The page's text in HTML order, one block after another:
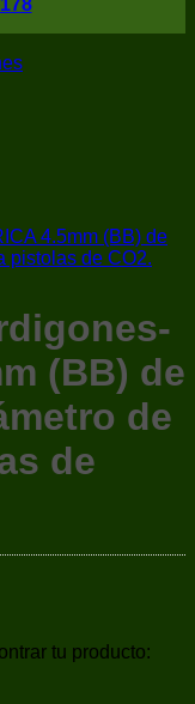
a la lista de deseos
(BB) de
de
de
tu producto: